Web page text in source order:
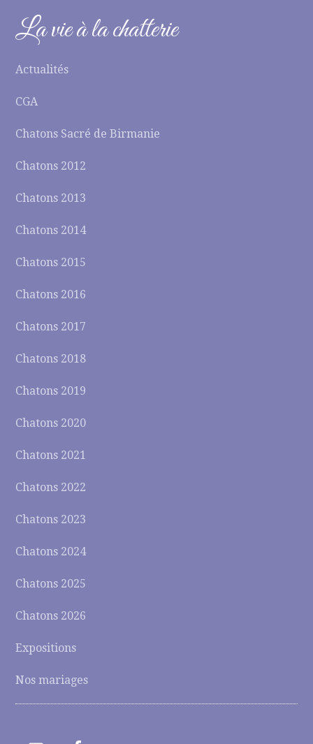
La vie à la chatterie
Actualités
CGA
Chatons Sacré de Birmanie
Chatons 2012
Chatons 2013
Chatons 2014
Chatons 2015
Chatons 2016
Chatons 2017
Chatons 2018
Chatons 2019
Chatons 2020
Chatons 2021
Chatons 2022
Chatons 2023
Chatons 2024
Chatons 2025
Chatons 2026
Expositions
Nos mariages